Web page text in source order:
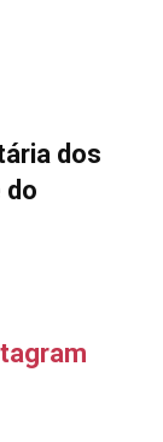
dos
do